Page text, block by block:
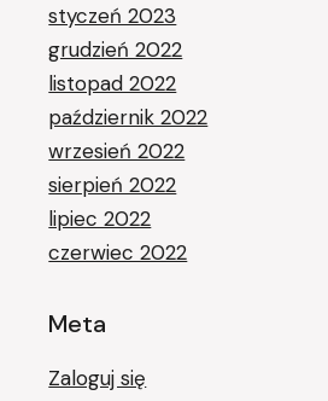
styczeń 2023
grudzień 2022
listopad 2022
październik 2022
wrzesień 2022
sierpień 2022
lipiec 2022
czerwiec 2022
Meta
Zaloguj się